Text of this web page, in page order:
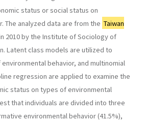
status or social status on
The analyzed data are from the Taiwan
2010 by the Institute of Sociology of
Latent class models are utilized to
behavior, and multinomial
regression are applied to examine the
status on types of environmental
that individuals are divided into three
environmental behavior (41.5%),